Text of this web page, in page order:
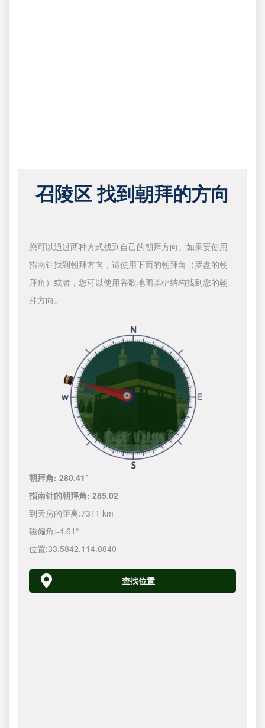
召陵区 找到朝拜的方向
您可以通过两种方式找到自己的朝拜方向。如果要使用
指南针找到朝拜方向，请使用下面的朝拜角（罗盘的朝
拜角）或者，您可以使用谷歌地图基础结构找到您的朝
拜方向。
朝拜角:280.41°
指南针的朝拜角:285.02
到天房的距离:7311 km
磁偏角:-4.61°
位置:33.5842,114.0840
查找位置